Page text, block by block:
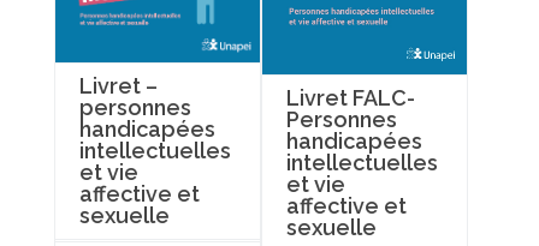
Livret –
personnes
handicapées
intellectuelles
et vie
affective et
sexuelle
Livret FALC-
Personnes
handicapées
intellectuelles
et vie
affective et
sexuelle